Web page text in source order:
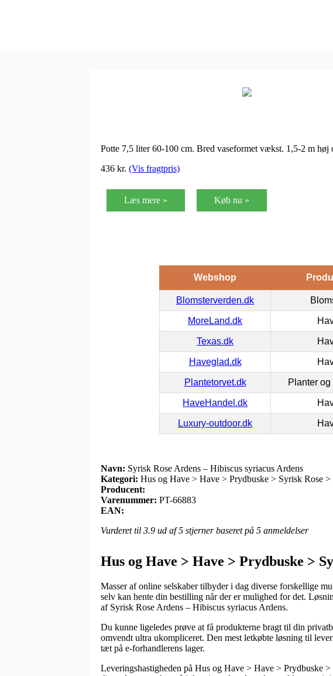
Potte 7,5 liter 60-100 cm. Bred vaseformet vækst. 1,5-2 m
436 kr. (Vis fragtpris)
Læs mere » Køb nu »
Webshop
Blomsterverden.dk
MoreLand.dk
Texas.dk
Haveglad.dk
Plantetorvet.dk Planter
HaveHandel.dk
Luxury-outdoor.dk
Navn: Syrisk Rose Ardens – Hibiscus syriacus Ardens
Kategori: Hus og Have > Have > Prydbuske > Syrisk Rose
Producent:
Varenummer: PT-66883
EAN:
Vurderet til 3.9 ud af 5 stjerner baseret på 5 anmeldelser
Hus og Have > Have > Prydbuske >
Masser af online selskaber tilbyder i dag diverse forskellige
selv kan hente din bestilling når der er mulighed for det.
af Syrisk Rose Ardens – Hibiscus syriacus Ardens.
Du kunne ligeledes prøve at få produkterne bragt til din
omvendt ultra ukompliceret. Den mest letkøbte løsning til
tæt på e-forhandlerens lager.
Leveringshastigheden på Hus og Have > Have >